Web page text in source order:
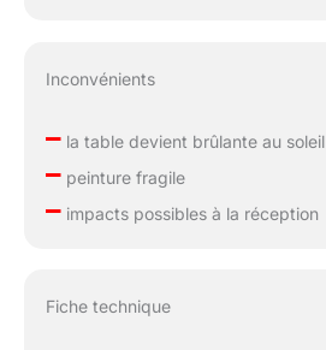
Inconvénients
–la table devient brûlante au soleil
–peinture fragile
–impacts possibles à la réception
Fiche technique